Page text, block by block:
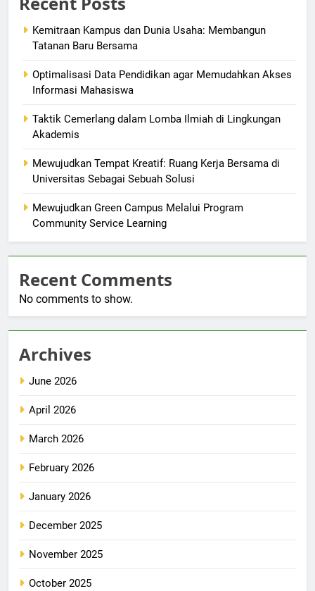
Kemitraan Kampus dan Dunia Usaha: Membangun
Tatanan Baru Bersama
Optimalisasi Data Pendidikan agar Memudahkan Akses
Informasi Mahasiswa
Taktik Cemerlang dalam Lomba Ilmiah di Lingkungan
Akademis
Mewujudkan Tempat Kreatif: Ruang Kerja Bersama di
Universitas Sebagai Sebuah Solusi
Mewujudkan Green Campus Melalui Program
Community Service Learning
Recent Comments
No comments to show.
Archives
June 2026
April 2026
March 2026
February 2026
January 2026
December 2025
November 2025
October 2025